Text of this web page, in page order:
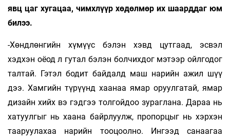
явц цаг хугацаа, чимхлүүр хөдөлмөр их шаарддаг юм
билээ.
-Хөндлөнгийн хүмүүс бэлэн хэвд цутгаад, эсвэл
хэдхэн оёод л гутал бэлэн болчихдог мэтээр ойлгодог
талтай. Гэтэл бодит байдалд маш нарийн ажил шүү
дээ. Хамгийн түрүүнд хаанаа ямар оруулгатай, ямар
дизайн хийх вэ гэдгээ толгойдоо зураглана. Дараа нь
хатуулгыг нь хаана байрлуулж, пропорцыг нь хэрхэн
тааруулахаа нарийн тооцоолно. Ингээд санаагаа